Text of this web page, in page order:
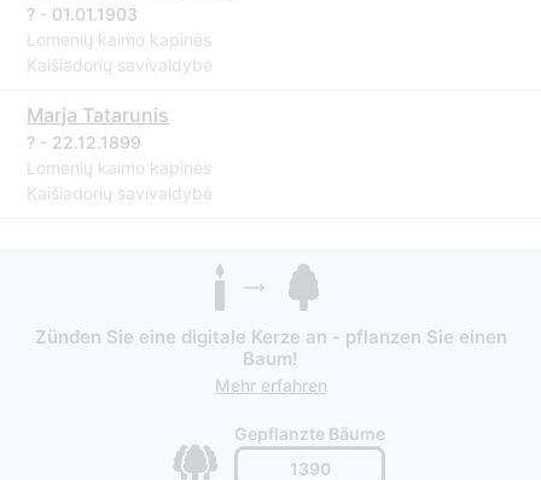
? - 01.01.1903
Lomenių kaimo kapinės
Kaišiadorių savivaldybė
Marja Tatarunis
? - 22.12.1899
Lomenių kaimo kapinės
Kaišiadorių savivaldybė
Zünden Sie eine digitale Kerze an - pflanzen Sie einen
Baum!
Mehr erfahren
Gepflanzte Bäume
1390